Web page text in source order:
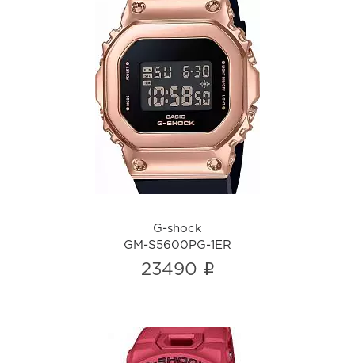
G-shock
GM-S5600PG-1ER
G-shock
GM-S5600PG-1ER
23490 i